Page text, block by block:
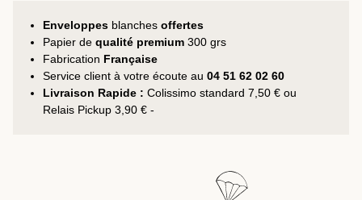
Enveloppes blanches offertes
Papier de qualité premium 300 grs
Fabrication Française
Service client à votre écoute au 04 51 62 02 60
Livraison Rapide : Colissimo standard 7,50 € ou
Relais Pickup 3,90 € -